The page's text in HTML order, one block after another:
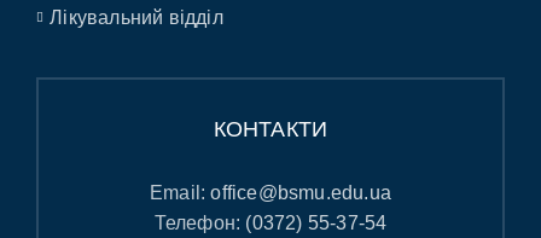
Лікувальний відділ
КОНТАКТИ
Email:office@bsmu.edu.ua
Телефон: (0372) 55-37-54